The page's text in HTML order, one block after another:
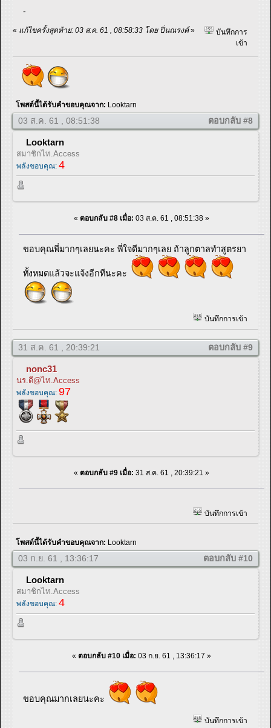
-
« แก้ไขครั้งสุดท้าย: 03 ส.ค. 61 , 08:58:33 โดย ปิ่นณรงค์»
บันทึกการ
เข้า
โพสต์นี้ได้รับคำขอบคุณจาก: Looktarn
03 ส.ค. 61 , 08:51:38 ตอบกลับ #8
Looktarn
สมาชิกไท.Access
พลังขอบคุณ: 4
« ตอบกลับ #8 เมื่อ: 03 ส.ค. 61 , 08:51:38 »
ขอบคุณพี่มากๆเลยนะคะ พี่ใจดีมากๆเลย ถ้าลูกตาลทำสูตรยา
ทั้งหมดแล้วจะแจ้งอีกทีนะคะ
บันทึกการเข้า
31 ส.ค. 61 , 20:39:21 ตอบกลับ #9
nonc31
นร.ดี@ไท.Access
พลังขอบคุณ: 97
« ตอบกลับ #9 เมื่อ: 31 ส.ค. 61 , 20:39:21 »
บันทึกการเข้า
โพสต์นี้ได้รับคำขอบคุณจาก: Looktarn
03 ก.ย. 61 , 13:36:17 ตอบกลับ #10
Looktarn
สมาชิกไท.Access
พลังขอบคุณ: 4
« ตอบกลับ #10 เมื่อ: 03 ก.ย. 61 , 13:36:17 »
ขอบคุณมากเลยนะคะ
บันทึกการเข้า